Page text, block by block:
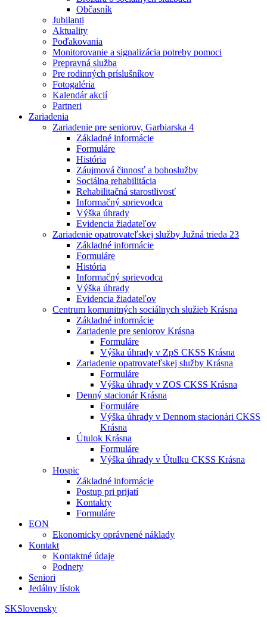
Občasník
Jubilanti
Aktuality
Poďakovania
Monitorovanie a signalizácia potreby pomoci
Prepravná služba
Pre rodinných príslušníkov
Fotogaléria
Kalendár akcií
Partneri
Zariadenia
Zariadenie pre seniorov, Garbiarska 4
Základné informácie
Formuláre
História
Záujmová činnosť a bohoslužby
Sociálna rehabilitácia
Rehabilitačná starostlivosť
Informačný sprievodca
Výška úhrady
Evidencia žiadateľov
Zariadenie opatrovateľskej služby Južná trieda 23
Základné informácie
Formuláre
História
Informačný sprievodca
Výška úhrady
Evidencia žiadateľov
Centrum komunitných sociálnych služieb Krásna
Základné informácie
Zariadenie pre seniorov Krásna
Formuláre
Výška úhrady v ZpS CKSS Krásna
Zariadenie opatrovateľskej služby Krásna
Formuláre
Výška úhrady v ZOS CKSS Krásna
Denný stacionár Krásna
Formuláre
Výška úhrady v Dennom stacionári CKSS
Krásna
Útulok Krásna
Formuláre
Výška úhrady v Útulku CKSS Krásna
Hospic
Základné informácie
Postup pri prijatí
Kontakty
Formuláre
EON
Ekonomicky oprávnené náklady
Kontakt
Kontaktné údaje
Podnety
Seniori
Jedálny lístok
SKSlovensky